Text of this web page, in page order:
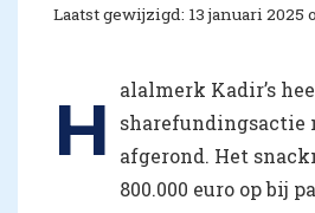
Laatst gewijzigd: 13 januari 2025
H
alalmerk Kadir’s
sharefundingsactie
afgerond. Het
800.000 euro op bij